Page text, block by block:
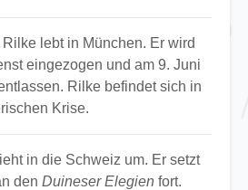
Rilke lebt in München. Er wird
eingezogen und am 9. Juni
Rilke befindet sich in
Krise.
in die Schweiz um. Er setzt
den Duineser Elegien fort.